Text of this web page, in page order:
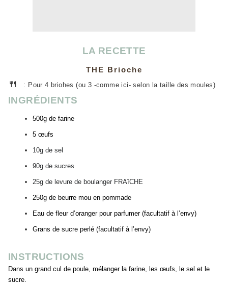
LA RECETTE
THE Brioche
🍴 : Pour 4 briohes (ou 3 -comme ici- selon la taille des moules)
INGRÉDIENTS
500g de farine
5 œufs
10g de sel
90g de sucres
25g de levure de boulanger FRAîCHE
250g de beurre mou en pommade
Eau de fleur d’oranger pour parfumer (facultatif à l’envy)
Grans de sucre perlé (facultatif à l’envy)
INSTRUCTIONS
Dans un grand cul de poule, mélanger la farine, les œufs, le sel et le
sucre.